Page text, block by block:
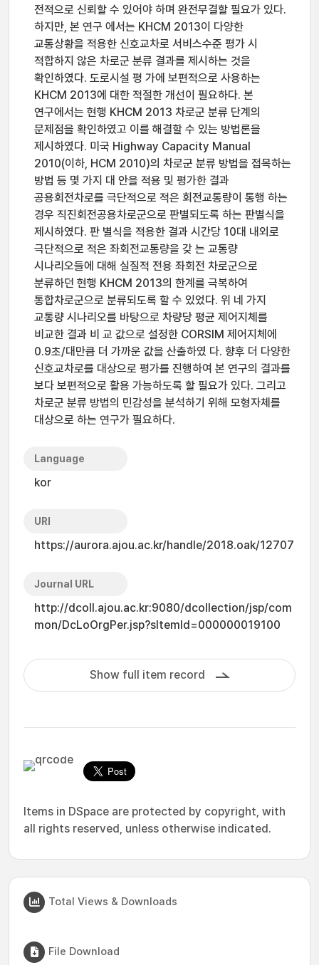
전적으로 신뢰할 수 있어야 하며 완전무결할 필요가 있다.
하지만, 본 연구 에서는 KHCM 2013이 다양한
교통상황을 적용한 신호교차로 서비스수준 평가 시
적합하지 않은 차로군 분류 결과를 제시하는 것을
확인하였다. 도로시설 평 가에 보편적으로 사용하는
KHCM 2013에 대한 적절한 개선이 필요하다. 본
연구에서는 현행 KHCM 2013 차로군 분류 단계의
문제점을 확인하였고 이를 해결할 수 있는 방법론을
제시하였다. 미국 Highway Capacity Manual
2010(이하, HCM 2010)의 차로군 분류 방법을 접목하는
방법 등 몇 가지 대 안을 적용 및 평가한 결과
공용회전차로를 극단적으로 적은 회전교통량이 통행 하는
경우 직진회전공용차로군으로 판별되도록 하는 판별식을
제시하였다. 판 별식을 적용한 결과 시간당 10대 내외로
극단적으로 적은 좌회전교통량을 갖 는 교통량
시나리오들에 대해 실질적 전용 좌회전 차로군으로
분류하던 현행 KHCM 2013의 한계를 극복하여
통합차로군으로 분류되도록 할 수 있었다. 위 네 가지
교통량 시나리오를 바탕으로 차량당 평균 제어지체를
비교한 결과 비 교 값으로 설정한 CORSIM 제어지체에
0.9초/대만큼 더 가까운 값을 산출하였 다. 향후 더 다양한
신호교차로를 대상으로 평가를 진행하여 본 연구의 결과를
보다 보편적으로 활용 가능하도록 할 필요가 있다. 그리고
차로군 분류 방법의 민감성을 분석하기 위해 모형자체를
대상으로 하는 연구가 필요하다.
Language
kor
URI
https://aurora.ajou.ac.kr/handle/2018.oak/12707
Journal URL
http://dcoll.ajou.ac.kr:9080/dcollection/jsp/com
mon/DcLoOrgPer.jsp?sItemId=000000019100
Show full item record
Items in DSpace are protected by copyright, with
all rights reserved, unless otherwise indicated.
Total Views & Downloads
File Download